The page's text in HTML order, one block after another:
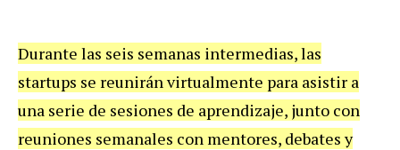
Durante las seis semanas intermedias, las
startups se reunirán virtualmente para asistir a
una serie de sesiones de aprendizaje, junto con
reuniones semanales con mentores, debates y